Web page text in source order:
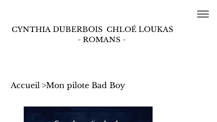
CYNTHIA DUBERBOIS CHLOÉ LOUKAS
- ROMANS -
Accueil >Mon pilote Bad Boy